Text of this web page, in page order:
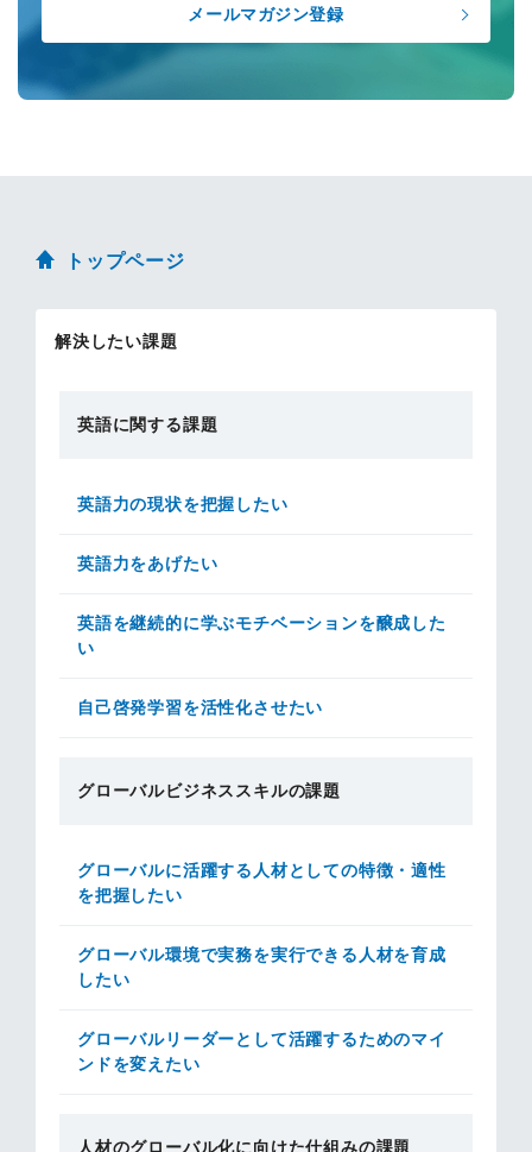
トップページ
解決したい課題
英語に関する課題
英語力の現状を把握したい
英語力をあげたい
英語を継続的に学ぶモチベーションを醸成した
い
自己啓発学習を活性化させたい
グローバルビジネススキルの課題
グローバルに活躍する人材としての特徴・適性
を把握したい
グローバル環境で実務を実行できる人材を育成
したい
グローバルリーダーとして活躍するためのマイ
ンドを変えたい
人材のグローバル化に向けた仕組みの課題